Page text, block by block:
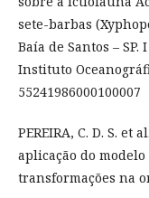
sete-barbas
Baía de Santos –
Instituto
55241986000100007
PEREIRA, C. D. S.
aplicação do modelo
transformações na